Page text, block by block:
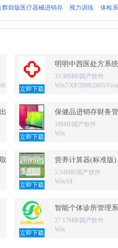
辉煌版医疗器械进销存 视力训练 体检
立即下载
明明中西医处方系统
33.98MB/国产软件
Win7/XP/2000/2003/Vista
库单打印软件
立即下载
保健品进销存财务
18MB/国产软件
Win
号软件
立即下载
营养计算器(标准版)
5.54MB/国产软件
WinAll
立即下载
智能个体诊所管理
27.17MB/国产软件
Win